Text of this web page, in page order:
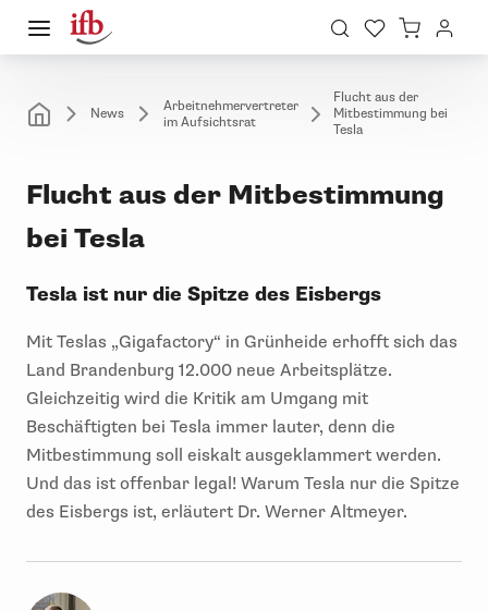
News
Arbeitnehmervertreter
im Aufsichtsrat
Flucht aus der
Mitbestimmung bei
Tesla
Flucht aus der Mitbestimmung
bei Tesla
Tesla ist nur die Spitze des Eisbergs
Mit Teslas „Gigafactory“ in Grünheide erhofft sich das
Land Brandenburg 12.000 neue Arbeitsplätze.
Gleichzeitig wird die Kritik am Umgang mit
Beschäftigten bei Tesla immer lauter, denn die
Mitbestimmung soll eiskalt ausgeklammert werden.
Und das ist offenbar legal! Warum Tesla nur die Spitze
des Eisbergs ist, erläutert Dr. Werner Altmeyer.